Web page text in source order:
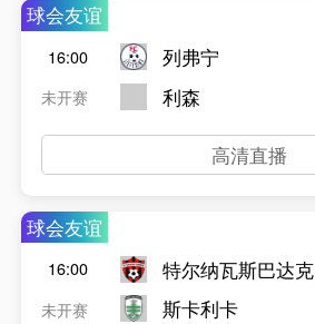
球会友谊
16:00
未开赛
列弗宁
利森
高清直播
球会友谊
16:00
未开赛
特尔纳瓦斯巴达克
斯卡利卡